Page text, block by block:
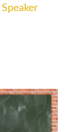
Speaker